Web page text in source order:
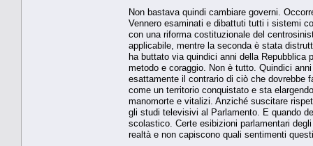
Non bastava quindi cambiare governi.
Vennero esaminati e dibattuti tutti i sistemi
con una riforma costituzionale del
applicabile, mentre la seconda è stata
ha buttato via quindici anni della Repubblica
metodo e coraggio. Non è tutto. Quindici
esattamente il contrario di ciò che dovrebbe
come un territorio conquistato e sta
manomorte e vitalizi. Anziché suscitare
gli studi televisivi al Parlamento. E quando
scolastico. Certe esibizioni parlamentari
realtà e non capiscono quali sentimenti